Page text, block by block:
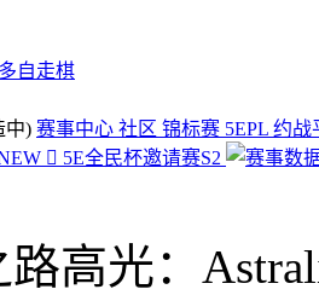
自走棋
中) 赛事中心 社区 锦标赛 5EPL 约战
 5E全民杯邀请赛S2
高光：